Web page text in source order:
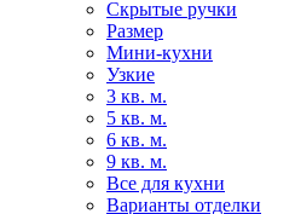
Скрытые ручки
Размер
Мини-кухни
Узкие
3 кв. м.
5 кв. м.
6 кв. м.
9 кв. м.
Все для кухни
Варианты отделки